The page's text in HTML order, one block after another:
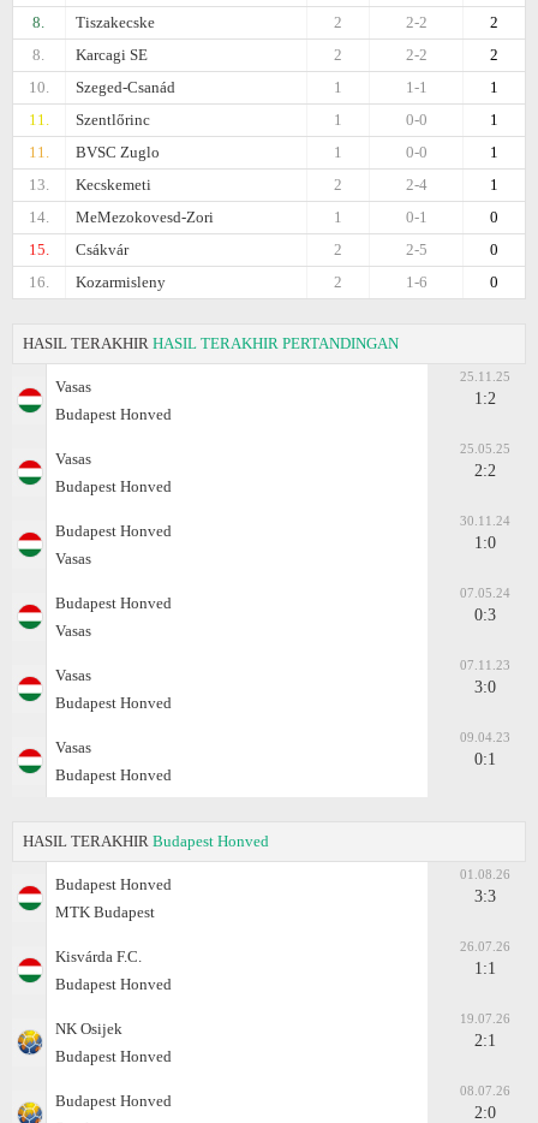
8.
Tiszakеcske 2
2-2
2
8.
Karcagi SE 2
2-2
2
10.
Szeged-Csanád 1
1-1
1
11.
Szentlőrinc 1
0-0
1
11.
BVSC Zuglo 1
0-0
1
13.
Kecskemеti 1
2-4
2
14.
MeMezokovesd-Zori 0
0-1
1
15.
Csákvár 0
2-5
2
16.
Kozarmisleny 0
1-6
2
HASIL TERAKHIR HASIL TERAKHIR PERTANDINGAN
Vasas
Budapest Honved
25.11.25
1:2
Vasas
Budapest Honved
25.05.25
2:2
Budapest Honved
Vasas
30.11.24
1:0
Budapest Honved
Vasas
07.05.24
0:3
Vasas
Budapest Honved
07.11.23
3:0
Vasas
Budapest Honved
09.04.23
0:1
HASIL TERAKHIR Budapest Honved
Budapest Honved
MTK Budapest
01.08.26
3:3
Kisvárda F.C.
Budapest Honved
26.07.26
1:1
NK Osijek
Budapest Honved
19.07.26
2:1
Budapest Honved
08.07.26
2:0